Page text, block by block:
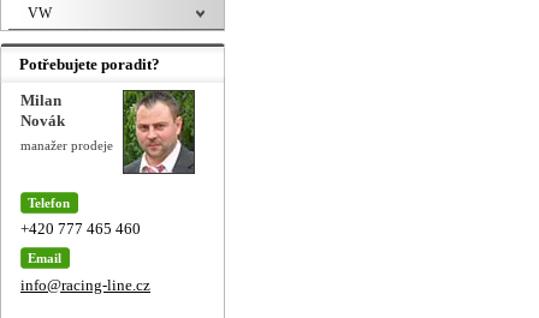
VW
Potřebujete poradit?
Milan
Novák
manažer prodeje
Telefon
+420 777 465 460
Email
info@racing-line.cz